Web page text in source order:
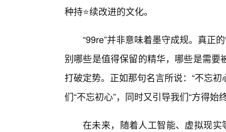
种持⭐续改进的文化。
“99re”并非意味着墨守成规。真正
别哪些是值得保留的精华，哪些是需
打破定势。正如那句名言所说：“不忘
们“不忘初心”，同时又引导我们“方得始
在未来，随着人工智能、虚拟现实